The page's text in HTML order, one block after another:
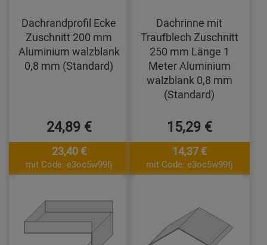
Dachrandprofil Ecke
Zuschnitt 200 mm
Aluminium walzblank
0,8 mm (Standard)
24,89 €
23,40 €
mit Code: e3oc5w99fj
Dachrinne mit
Traufblech Zuschnitt
250 mm Länge 1
Meter Aluminium
walzblank 0,8 mm
(Standard)
15,29 €
14,37 €
mit Code: e3oc5w99fj